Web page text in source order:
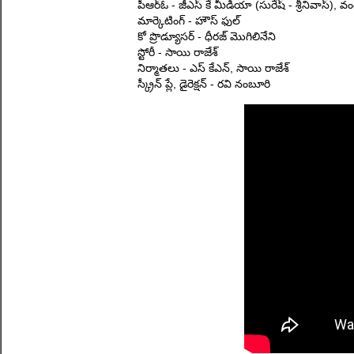
పీఆర్ఓ - జీఎస్ కే మీడియా (సురేష్ - శ్రీనివాస్),
మార్కెటింగ్ - హౌస్ ఫుల్
కో ప్రొడ్యూసర్ - ధీరజ్ మొగిలినేని
స్టోరీ - సాయి రాజేశ్
నిర్మాతలు - ఎస్ కేఎన్, సాయి రాజేశ్
స్క్రీన్ ప్లే, డైరెక్షన్ - రవి నంబూరి